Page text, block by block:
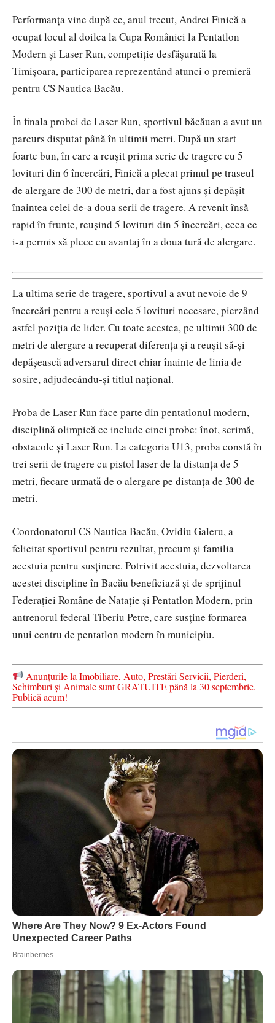
Performanța vine după ce, anul trecut, Andrei Finică a
ocupat locul al doilea la Cupa României la Pentatlon
Modern și Laser Run, competiție desfășurată la
Timișoara, participarea reprezentând atunci o premieră
pentru CS Nautica Bacău.
În finala probei de Laser Run, sportivul băcăuan a avut un
parcurs disputat până în ultimii metri. După un start
foarte bun, în care a reușit prima serie de tragere cu 5
lovituri din 6 încercări, Finică a plecat primul pe traseul
de alergare de 300 de metri, dar a fost ajuns și depășit
înaintea celei de-a doua serii de tragere. A revenit însă
rapid în frunte, reușind 5 lovituri din 5 încercări, ceea ce
i-a permis să plece cu avantaj în a doua tură de alergare.
La ultima serie de tragere, sportivul a avut nevoie de 9
încercări pentru a reuși cele 5 lovituri necesare, pierzând
astfel poziția de lider. Cu toate acestea, pe ultimii 300 de
metri de alergare a recuperat diferența și a reușit să-și
depășească adversarul direct chiar înainte de linia de
sosire, adjudecându-și titlul național.
Proba de Laser Run face parte din pentatlonul modern,
disciplină olimpică ce include cinci probe: înot, scrimă,
obstacole și Laser Run. La categoria U13, proba constă în
trei serii de tragere cu pistol laser de la distanța de 5
metri, fiecare urmată de o alergare pe distanța de 300 de
metri.
Coordonatorul CS Nautica Bacău, Ovidiu Galeru, a
felicitat sportivul pentru rezultat, precum și familia
acestuia pentru susținere. Potrivit acestuia, dezvoltarea
acestei discipline în Bacău beneficiază și de sprijinul
Federației Române de Natație și Pentatlon Modern, prin
antrenorul federal Tiberiu Petre, care susține formarea
unui centru de pentatlon modern în municipiu.
Anunțurile la Imobiliare, Auto, Prestări Servicii, Pierderi,
Schimburi și Animale sunt GRATUITE până la 30 septembrie.
Publică acum!